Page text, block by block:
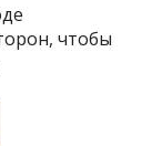
чтобы